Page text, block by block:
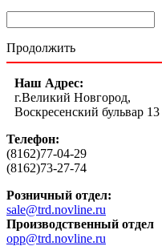
Продолжить
Наш Адрес:
г.Великий Новгород,
Воскресенский бульвар 13
Телефон:
(8162)77-04-29
(8162)73-27-74
Розничный отдел:
sale@trd.novline.ru
Производственный отдел
opp@trd.novline.ru